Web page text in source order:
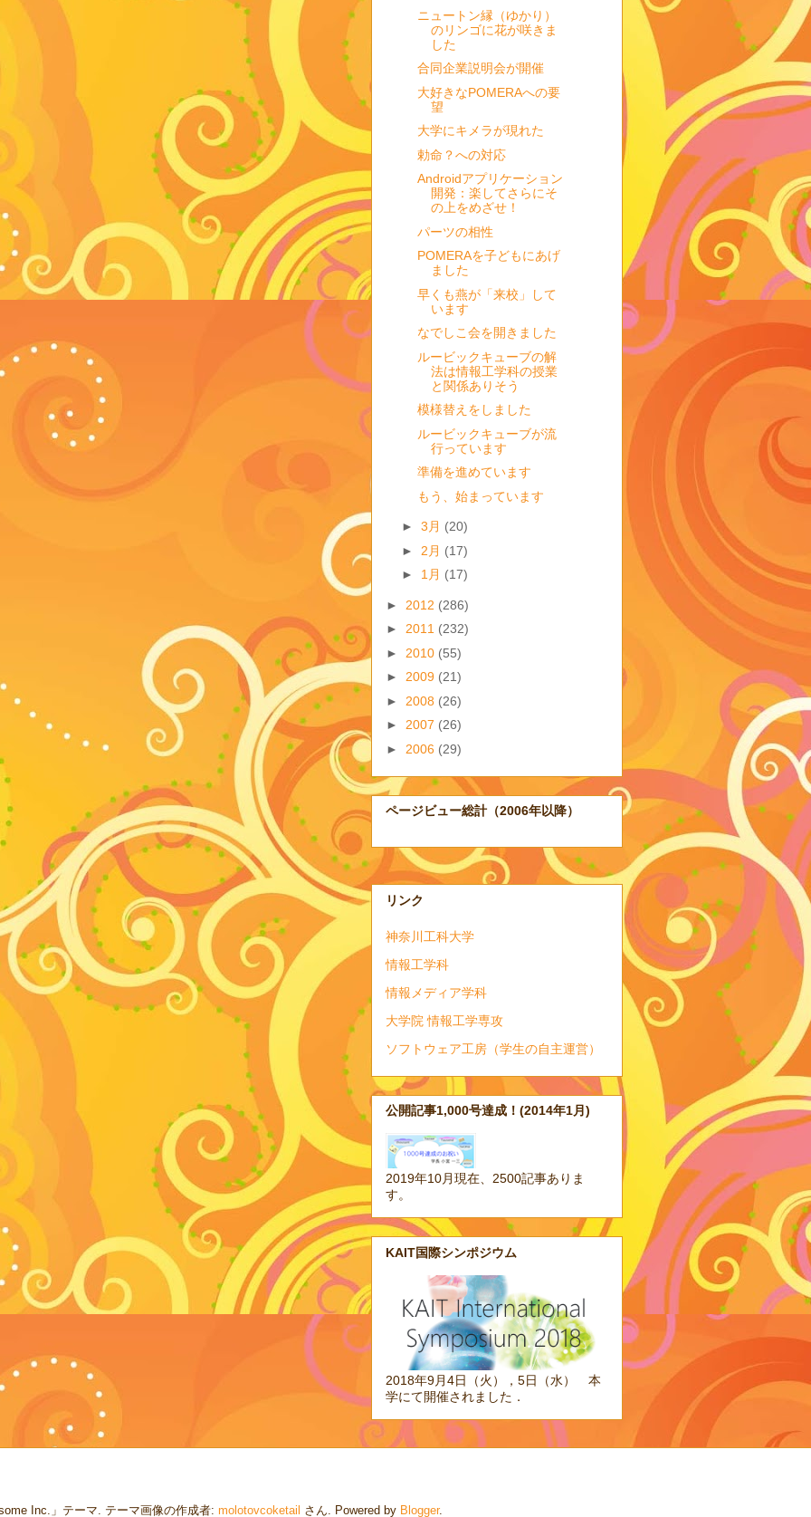
ニュートン縁（ゆかり）
のリンゴに花が咲きま
した
合同企業説明会が開催
大好きなPOMERAへの要
望
大学にキメラが現れた
勅命？への対応
Androidアプリケーション
開発：楽してさらにそ
の上をめざせ！
パーツの相性
POMERAを子どもにあげ
ました
早くも燕が「来校」して
います
なでしこ会を開きました
ルービックキューブの解
法は情報工学科の授業
と関係ありそう
模様替えをしました
ルービックキューブが流
行っています
準備を進めています
もう、始まっています
► 3月 (20)
► 2月 (17)
► 1月 (17)
► 2012 (286)
► 2011 (232)
► 2010 (55)
► 2009 (21)
► 2008 (26)
► 2007 (26)
► 2006 (29)
ページビュー総計（2006年以降）
リンク
神奈川工科大学
情報工学科
情報メディア学科
大学院 情報工学専攻
ソフトウェア工房（学生の自主運営）
公開記事1,000号達成！(2014年1月)
2019年10月現在、2500記事ありま
す。
KAIT国際シンポジウム
2018年9月4日（火），5日（水） 本
学にて開催されました．
Inc.」テーマ. テーマ画像の作成者: molotovcoketail さん. Powered by Blogger.